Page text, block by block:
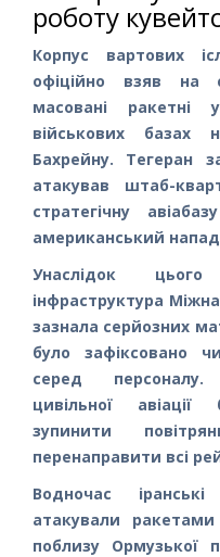
роботу
Корпус вартових
офіційно взяв на
масовані ракетні
військових базах
Бахрейну. Тегеран
атакував штаб-
стратегічну
американський
Унаслідок
інфраструктура
зазнала серйозних
було зафіксовано
серед персоналу.
цивільної
зупинити
перенаправити всі
Водночас
атакували
поблизу Ормузької